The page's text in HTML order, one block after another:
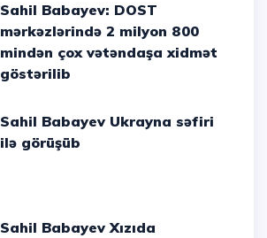
Sahil Babayev: DOST
mərkəzlərində 2 milyon 800
mindən çox vətəndaşa xidmət
göstərilib
Sahil Babayev Ukrayna səfiri
ilə görüşüb
Sahil Babayev Xızıda